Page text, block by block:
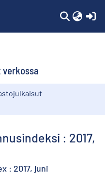
: 2017,
: 2017, juni